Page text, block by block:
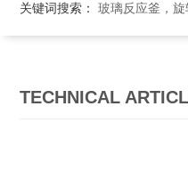
关键词搜索： 玻璃反应釜，旋转蒸发
TECHNICAL